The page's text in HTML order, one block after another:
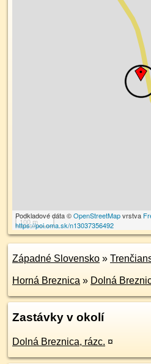
100 m
Podkladové dáta ©OpenStreetMapvrstva
https://poi.oma.sk/n13037356492
Západné Slovensko »
Horná Breznica » Dolná
Zastávky v okolí
Dolná Breznica, rázc. ¤